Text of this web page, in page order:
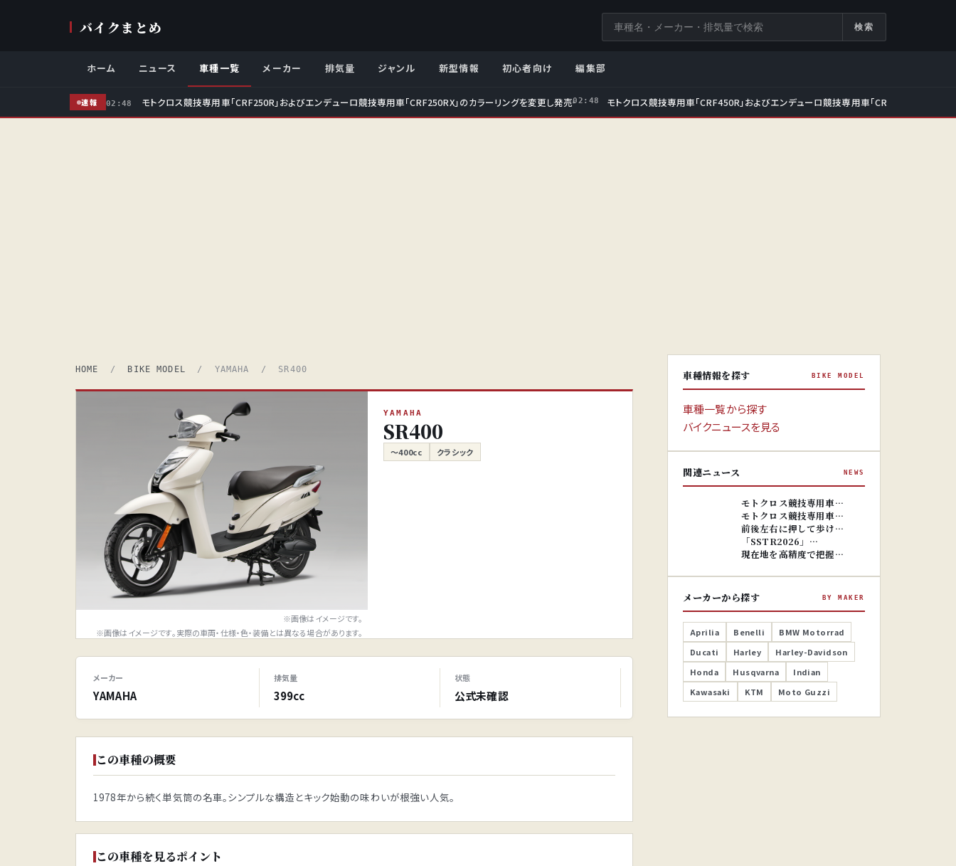
バイクまとめ
イ
内
索
検索
ホーム ニュース 車種一覧 メーカー 排気量 ジャンル 新型情報 初心者向け 編集部
速報 02:48 モトクロス競技専用車「CRF250R」およびエンデューロ競技専用車「CRF250RX」のカラーリングを変更し発売02:48 モトクロス競技専用車「CRF450R」およびエンデューロ競技専用車「CRF450RX」をフル
HOME / BIKE MODEL / YAMAHA / SR400
※画像はイメージです。
※画像はイメージです。実際の車両・仕様・色・装備とは異なる場合があります。
YAMAHA
SR400
～400cc クラシック
メーカー
YAMAHA
排気量
399cc
状態
公式未確認
この車種の概要
1978年から続く単気筒の名車。シンプルな構造とキック始動の味わいが根強い人気。
この車種を見るポイント
車種情報を探す BIKE MODEL
車種一覧から探す
バイクニュースを見る
関連ニュース NEWS
※画像はイ
モトクロス競技専用車…
モトクロス競技専用車…
前後左右に押して歩け…
「SSTR2026」…
現在地を高精度で把握…
メーカーから探す BY MAKER
Aprilia Benelli
BMW Motorrad
Ducati
Harley
Harley-Davidson
Honda
Husqvarna
Indian
Kawasaki
KTM Moto Guzzi